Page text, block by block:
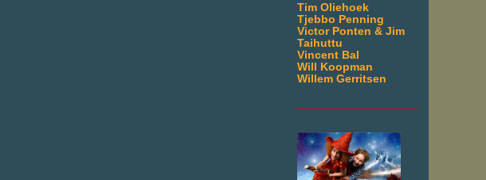
Tim Oliehoek
Tjebbo Penning
Victor Ponten & Jim
Taihuttu
Vincent Bal
Will Koopman
Willem Gerritsen